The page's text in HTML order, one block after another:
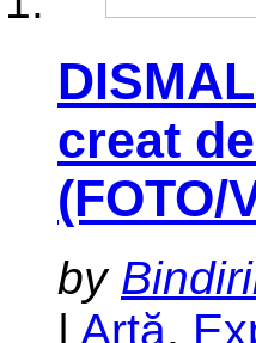
creat
(FOTO/
by
| Artă,